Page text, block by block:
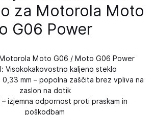
za Motorola Moto
G06 Power
Moto G06 / Moto G06 Power
Visokokakovostno kaljeno steklo
0,33 mm – popolna zaščita brez vpliva na
zaslon na dotik
izjemna odpornost proti praskam in
poškodbam